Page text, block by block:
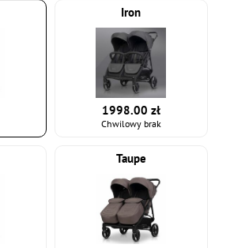
Iron
1998.00 zł
Chwilowy brak
Taupe